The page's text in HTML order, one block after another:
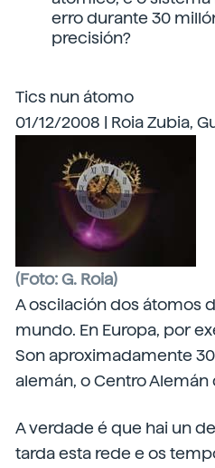
erro durante 30
precisión?
Tics nun átomo
01/12/2008 | Roia Zubia,
(Foto: G. Roia)
A oscilación dos átomos
mundo. En Europa, por
Son aproximadamente
alemán, o Centro Alemán
A verdade é que hai un
tarda esta rede e os